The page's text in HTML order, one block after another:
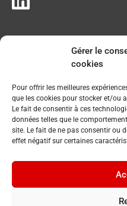
Gérer le
cookies
Pour offrir les meilleures
que les cookies pour stocker et/ou
Le fait de consentir à ces
données telles que le
site. Le fait de ne pas consentir ou
effet négatif sur certaines